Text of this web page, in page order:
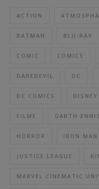
ACTION
BATMAN BLU-RAY
COMIC COMICS
DAREDEVIL DC
DC COMICS DISNEY
FILME GARTH ENNIS
HORROR IRON MAN
JUSTICE LEAGUE
MARVEL CINEMATIC